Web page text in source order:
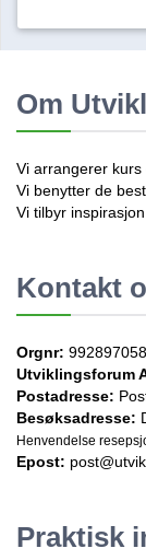
Om
Vi arrangerer kurs
Vi benytter de
Vi tilbyr
Kontakt
Orgnr: 992897058
Utviklingsforum
Postadresse:
Besøksadresse:
Henvendelse
Epost:
Praktisk